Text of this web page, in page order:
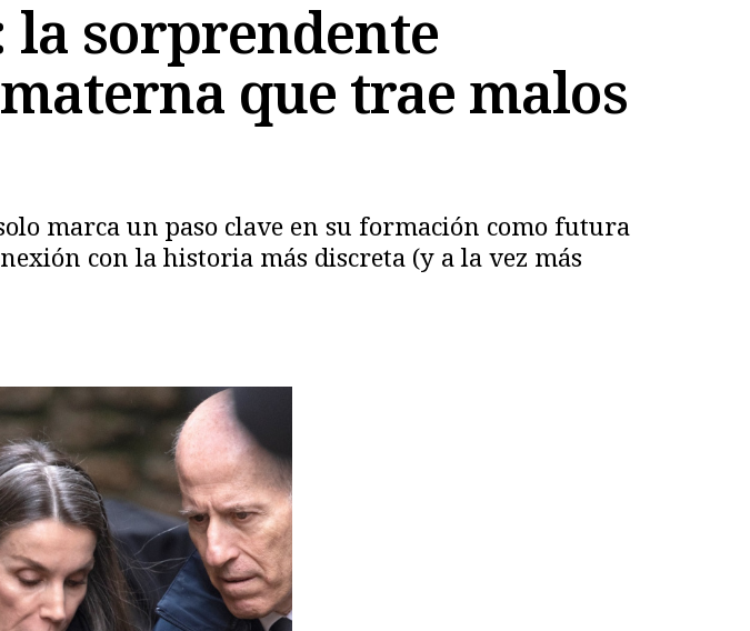
sorprendente
que trae malos
marca un paso clave en su formación como futura
con la historia más discreta (y a la vez más